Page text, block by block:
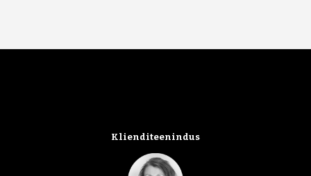
Klienditeenindus